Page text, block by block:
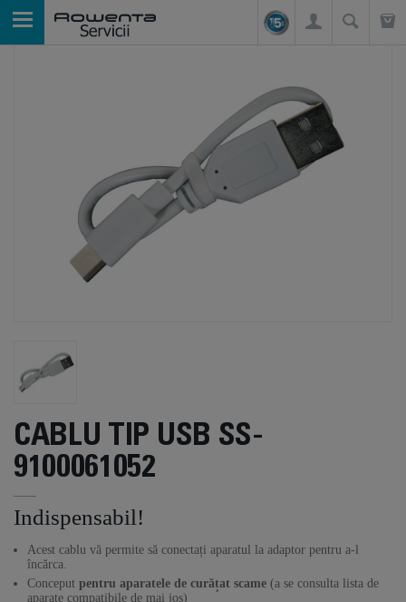
CABLU TIP USB SS-
9100061052
Indispensabil!
Acest cablu vă permite să conectați aparatul la adaptor pentru a-l
încărca.
Conceput pentru aparatele de curățat scame (a se consulta lista de
aparate compatibile de mai jos)